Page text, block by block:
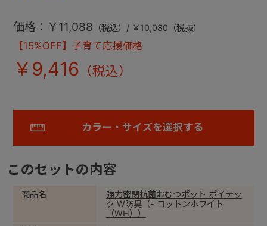
【15%OFF】子育て応援価格
￥9,416
価格：￥11,088 （税込）/ ￥10,080（税抜）
カラー・サイズを選択する
このセットの内容
商品名
強力密閉抗菌おむつポット ポイテッ
ク W防臭（- コットンホワイト
（WH））